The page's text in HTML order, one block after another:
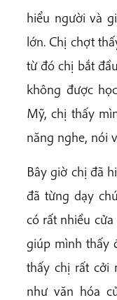
hiểu người và
lớn. Chị chợt
từ đó chị bắt
không được
Mỹ, chị thấy
năng nghe, nói
Bây giờ chị đã
đã từng dạy
có rất nhiều
giúp mình thấy
thấy chị rất cởi
như văn hóa